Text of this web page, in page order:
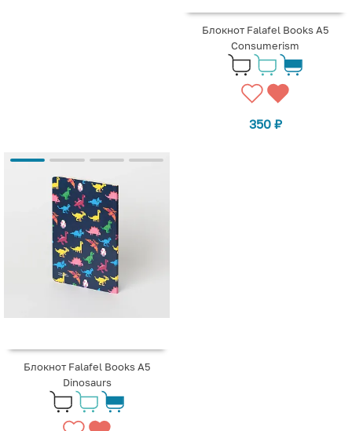
Блокнот Falafel Books А5
Consumerism
350 ₽
Блокнот Falafel Books А5
Dinosaurs